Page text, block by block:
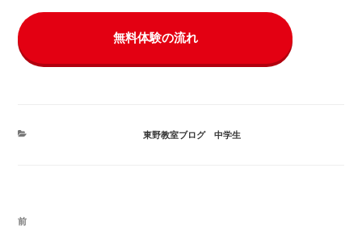
無料体験の流れ
カ
東野教室ブログ、中学生
投
前
前